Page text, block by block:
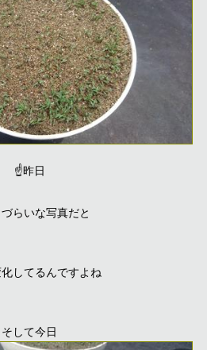
☝昨日
らいな写真だと
してるんですよね
そして今日